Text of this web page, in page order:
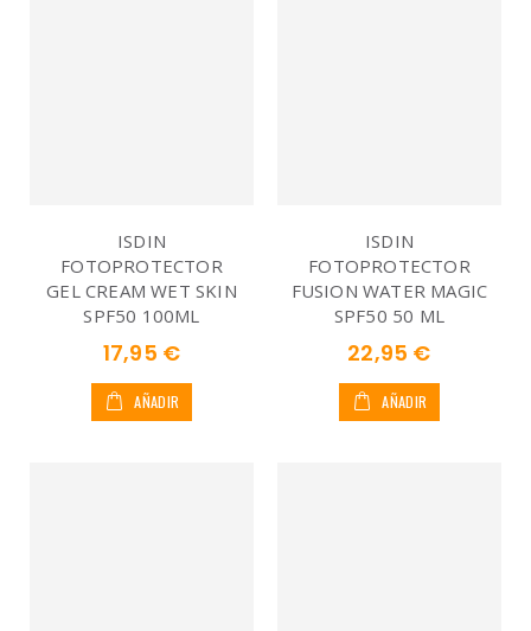
ISDIN
FOTOPROTECTOR
GEL CREAM WET SKIN
SPF50 100ML
17,95 €
AÑADIR
ISDIN
FOTOPROTECTOR
FUSION WATER MAGIC
SPF50 50 ML
22,95 €
AÑADIR